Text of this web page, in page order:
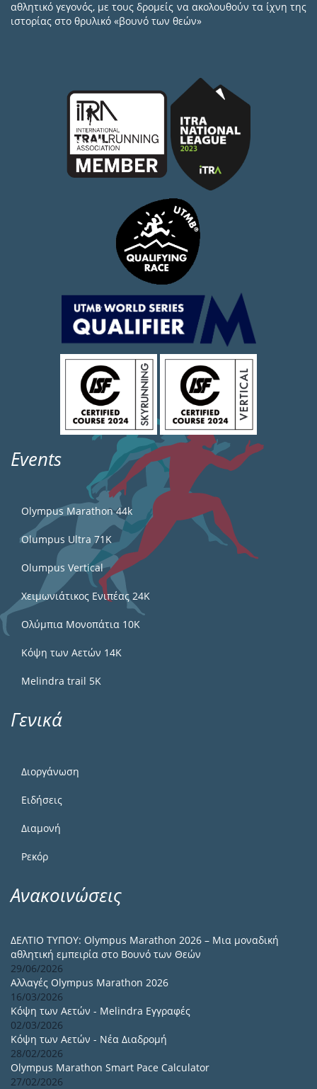
αθλητικό γεγονός, με τους δρομείς να ακολουθούν τα ίχνη της
ιστορίας στο θρυλικό «βουνό των θεών»
Events
Olympus Marathon 44k
Olumpus Ultra 71K
Olumpus Vertical
Χειμωνιάτικος Ενιπέας 24Κ
Ολύμπια Μονοπάτια 10Κ
Κόψη των Αετών 14Κ
Melindra trail 5Κ
Γενικά
Διοργάνωση
Ειδήσεις
Διαμονή
Ρεκόρ
Ανακοινώσεις
ΔΕΛΤΙΟ ΤΥΠΟΥ: Olympus Marathon 2026 – Μια μοναδική
αθλητική εμπειρία στο Βουνό των Θεών
29/06/2026
Αλλαγές Olympus Marathon 2026
16/03/2026
Κόψη των Αετών - Melindra Εγγραφές
02/03/2026
Κόψη των Αετών - Νέα Διαδρομή
28/02/2026
Olympus Marathon Smart Pace Calculator
27/02/2026